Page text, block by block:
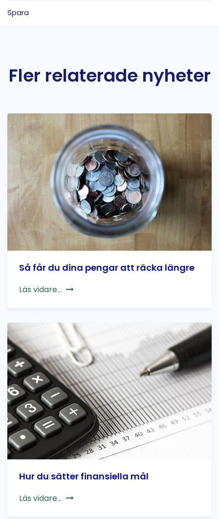
Spara
Fler relaterade nyheter
Så får du dina pengar att räcka längre
Läs vidare...
Hur du sätter finansiella mål
Läs vidare...